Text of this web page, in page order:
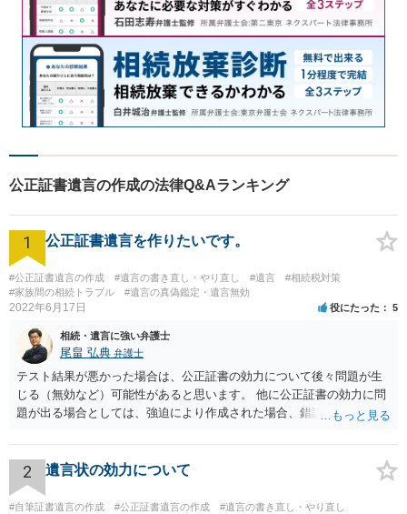
公正証書遺言の作成の法律Q&Aランキング
1 公正証書遺言を作りたいです。
#公正証書遺言の作成 #遺言の書き直し・やり直し #遺言
#相続税対策
#家族間の相続トラブル
#遺言の真偽鑑定・遺言無効
2022年6月17日 役にたった 5
相続・遺言に強い弁護士
尾畠 弘典 弁護士
テスト結果が悪かった場合は、公正証書の効力について後々問題が生
じる（無効など）可能性があると思います。 他に公正証書の効力に問
題が出る場合としては、強迫により作成された場合、錯誤（勘違い）
すが、弁護士に作成を依頼する場合は、１０～数十万円程度になるケ
ースが多いと思います。 報酬体系は、弁護士ごとに異なりますので一
律の基準はありません。
2 遺言状の効力について
#自筆証書遺言の作成 #公正証書遺言の作成 #遺言の書き直し・やり直し